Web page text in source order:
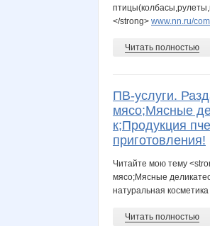
</strong> www.nn.ru/
Читать полностью
ПВ-услуги.
мясо;Мясные
к;Продукция
приготовления!
Читайте мою тему
мясо;Мясные
натуральная
Читать полностью